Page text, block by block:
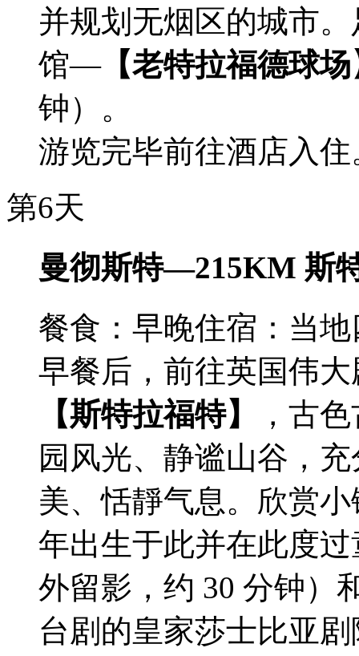
并规划无烟区的城市
馆—【老特拉福德球场
钟）。
游览完毕前往酒店入住
第6天
曼彻斯特—215KM 斯
餐食：早晚住宿：当
早餐后，前往英国伟
【斯特拉福特】
，古
园风光、静谧山谷，
美、恬靜气息。欣赏
年出生于此并在此度
外留影，约 30 分钟）
台剧的皇家莎士比亚